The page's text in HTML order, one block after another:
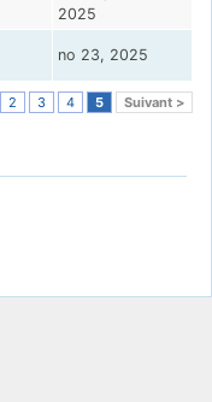
2025
no 23, 2025
2 3 4 5 Suivant >